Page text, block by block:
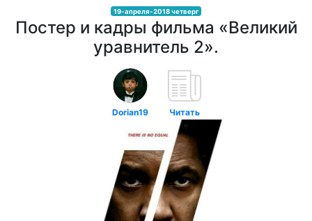
19-апреля-2018 четверг
Постер и кадры фильма «Великий
уравнитель 2».
Dorian19 Читать